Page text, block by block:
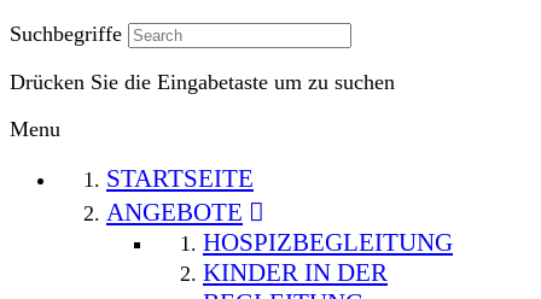
Suchbegriffe
Drücken Sie die Eingabetaste um zu suchen
Menu
STARTSEITE
ANGEBOTE
HOSPIZBEGLEITUNG
KINDER IN DER